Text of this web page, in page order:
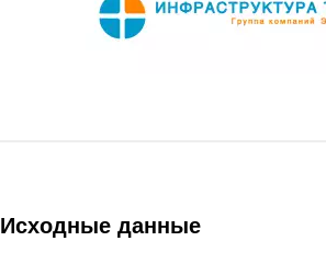
Исходные данные